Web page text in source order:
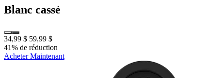
Blanc cassé
34,99 $ 59,99 $
41% de réduction
Acheter Maintenant